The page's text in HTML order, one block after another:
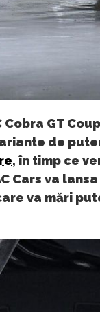
Cobra GT
de
, în timp ce
Cars va
va mări